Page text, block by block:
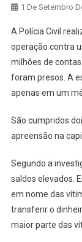
1 De Setembro
A Polícia Civil
operação contra
milhões de
foram presos. A
apenas em um
São cumpridos
apreensão na
Segundo a
saldos elevados.
em nome das
transferir o
maior parte das